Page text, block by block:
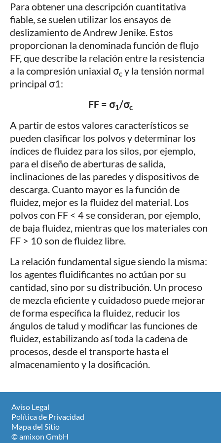
Para obtener una descripción cuantitativa
fiable, se suelen utilizar los ensayos de
deslizamiento de Andrew Jenike. Estos
proporcionan la denominada función de flujo
FF, que describe la relación entre la resistencia
a la compresión uniaxial σc y la tensión normal
principal σ1:
FF = σ1/σc
A partir de estos valores característicos se
pueden clasificar los polvos y determinar los
índices de fluidez para los silos, por ejemplo,
para el diseño de aberturas de salida,
inclinaciones de las paredes y dispositivos de
descarga. Cuanto mayor es la función de
fluidez, mejor es la fluidez del material. Los
polvos con FF < 4 se consideran, por ejemplo,
de baja fluidez, mientras que los materiales con
FF > 10 son de fluidez libre.
La relación fundamental sigue siendo la misma:
los agentes fluidificantes no actúan por su
cantidad, sino por su distribución. Un proceso
de mezcla eficiente y cuidadoso puede mejorar
de forma específica la fluidez, reducir los
ángulos de talud y modificar las funciones de
fluidez, estabilizando así toda la cadena de
procesos, desde el transporte hasta el
almacenamiento y la dosificación.
Aviso Legal
Política de Privacidad
Mapa del Sitio
© amixon GmbH